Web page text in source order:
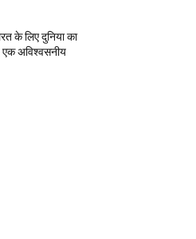
के लिए दुनिया का
अविश्वसनीय